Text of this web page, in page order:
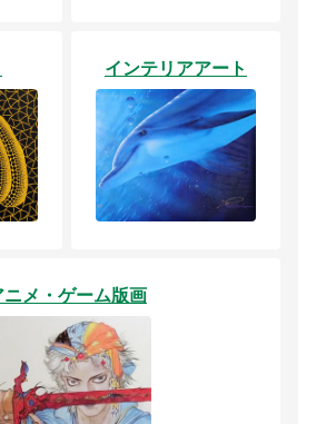
インテリアアート
ニメ・ゲーム版画